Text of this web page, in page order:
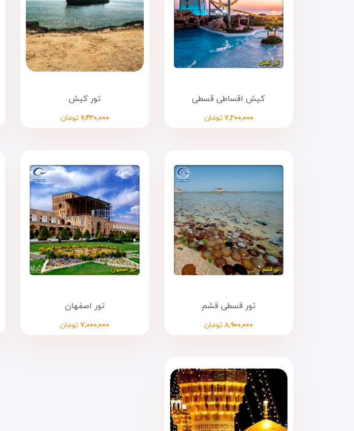
کیش اقساطی قسطی
۷,۲۰۰,۰۰۰ تومان
تور کیش
۶,۴۲۰,۰۰۰ تومان
تور قسطی قشم
۸,۹۰۰,۰۰۰تومان
تور اصفهان
۷,۰۰۰,۰۰۰تومان